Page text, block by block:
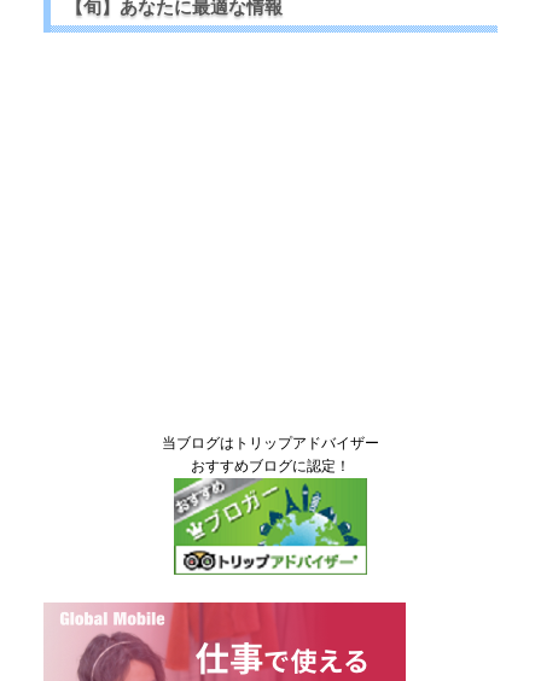
【旬】あなたに最適な情報
当ブログはトリップアドバイザー
おすすめブログに認定！